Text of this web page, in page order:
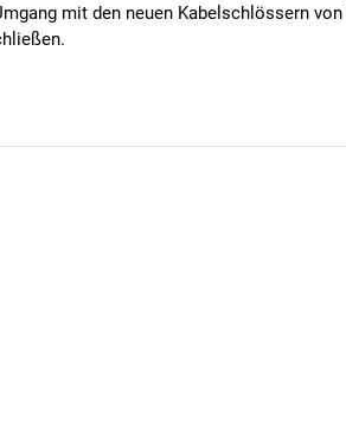
mit den neuen Kabelschlössern von